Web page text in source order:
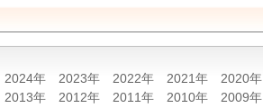
2024年 2023年 2022年 2021年 2020年
2013年 2012年 2011年 2010年 2009年